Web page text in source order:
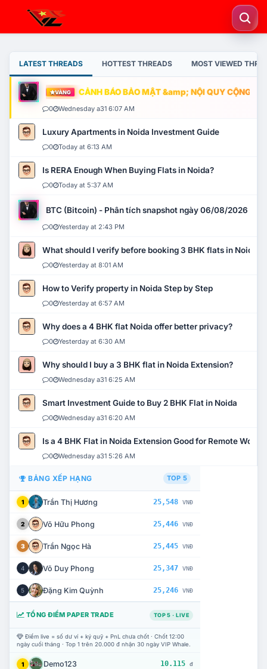
LATEST THREADS HOTTEST THREADS MOST VIEWED
VÀNG CẢNH BÁO BẢO MẬT &amp; NỘI QUY CỘNG
0 Wednesday a31 6:07 AM
Luxury Apartments in Noida Investment Guide
0 Today at 6:13 AM
Is RERA Enough When Buying Flats in Noida?
0 Today at 5:37 AM
BTC (Bitcoin) - Phân tích snapshot ngày 06/08/2026
0 Yesterday at 2:43 PM
What should I verify before booking 3 BHK flats in Noida?
0 Yesterday at 8:01 AM
How to Verify property in Noida Step by Step
0 Yesterday at 6:57 AM
Why does a 4 BHK flat Noida offer better privacy?
0 Yesterday at 6:30 AM
Why should I buy a 3 BHK flat in Noida Extension?
0 Wednesday a31 6:25 AM
Smart Investment Guide to Buy 2 BHK Flat in Noida
0 Wednesday a31 6:20 AM
Is a 4 BHK Flat in Noida Extension Good for Remote Work?
0 Wednesday a31 5:26 AM
BẢNG XẾP HẠNG TOP 5
1 Trần Thị Hương 25,548 VNĐ
2 Võ Hữu Phong 25,446 VNĐ
3 Trần Ngọc Hà 25,445 VNĐ
4 Võ Duy Phong 25,347 VNĐ
5 Đặng Kim Quỳnh 25,246 VNĐ
TỔNG ĐIỂM PAPER TRADE TOP 5 · LIVE
Điểm live = số dư ví + ký quỹ + PnL chưa chốt · Chốt 12:00
ngày cuối tháng · Top 1 trên 20.000 đ nhận 30 ngày VIP Whale.
1 Demo123 10.115 đ